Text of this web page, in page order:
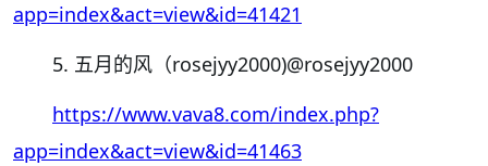
app=index&act=view&id=41421
5. 五月的风（rosejyy2000)@rosejyy2000
https://www.vava8.com/index.php?
app=index&act=view&id=41463